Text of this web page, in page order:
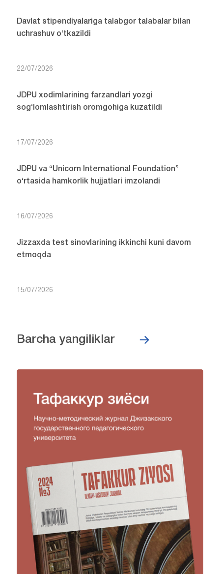
Davlat stipendiyalariga talabgor talabalar bilan
uchrashuv o‘tkazildi
22/07/2026
JDPU xodimlarining farzandlari yozgi
sog‘lomlashtirish oromgohiga kuzatildi
17/07/2026
JDPU va “Unicorn International Foundation”
o‘rtasida hamkorlik hujjatlari imzolandi
16/07/2026
Jizzaxda test sinovlarining ikkinchi kuni davom
etmoqda
15/07/2026
Barcha yangiliklar